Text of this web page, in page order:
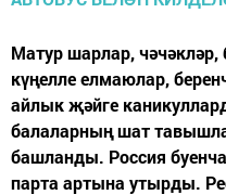
Матур шарлар,
күңелле елмаюлар,
айлык җәйге
балаларның шат
башланды. Россия
парта артына утырды.